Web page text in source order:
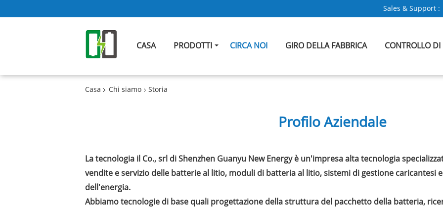
Sales & Support :
CASA PRODOTTI CIRCA NOI GIRO DELLA FABBRICA CONTROLLO
Casa Chi siamo Storia
Profilo Aziendale
La tecnologia il Co., srl di Shenzhen Guanyu New Energy è un'impresa alta tecnologia
vendite e servizio delle batterie al litio, moduli di batteria al litio, sistemi di gestione caricantesi
dell'energia.
Abbiamo tecnologie di base quali progettazione della struttura del pacchetto della batteria,